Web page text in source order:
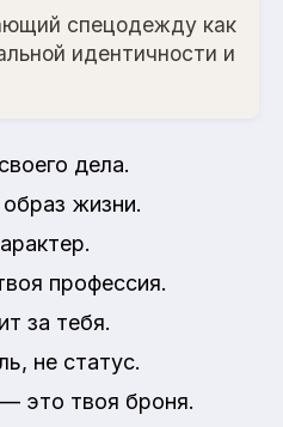
спецодежду как
идентичности и
дела.
жизни.
профессия.
за тебя.
не статус.
это твоя броня.